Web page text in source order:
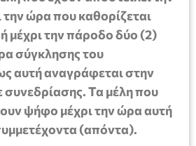
ώρα που καθορίζεται
μέχρι την πάροδο δύο (2)
σύγκλησης του
αυτή αναγράφεται στην
Τα μέλη που
ψήφο μέχρι την ώρα αυτή
(απόντα).